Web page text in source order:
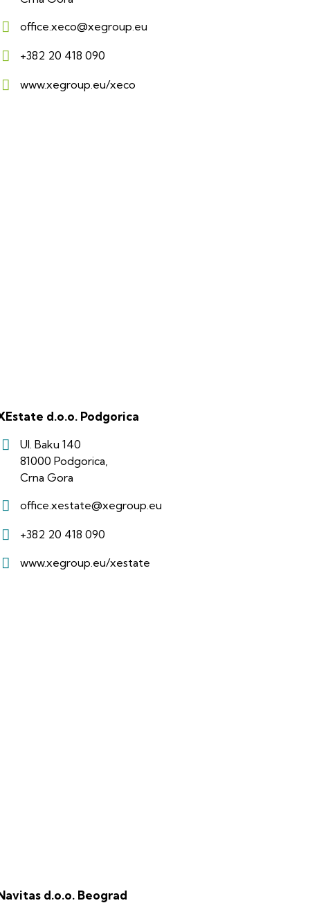
office.xeco@xegroup.eu
+382 20 418 090
www.xegroup.eu/xeco
d.o.o. Podgorica
Ul. Baku 140
81000 Podgorica,
Crna Gora
office.xestate@xegroup.eu
+382 20 418 090
www.xegroup.eu/xestate
d.o.o. Beograd